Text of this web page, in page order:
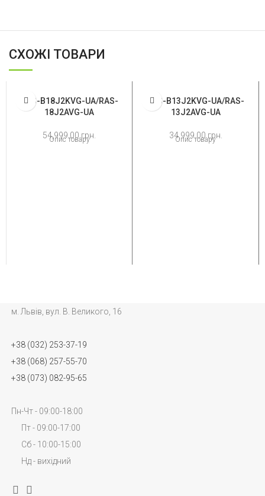
СХОЖІ ТОВАРИ
RAS-B18J2KVG-UA/RAS-
18J2AVG-UA
54,999.00 грн.
Опис товару
RAS-B13J2KVG-UA/RAS-
13J2AVG-UA
34,999.00 грн.
Опис товару
м. Львів, вул. В. Великого, 16
+38 (032) 253-37-19
+38 (068) 257-55-70
+38 (073) 082-95-65
Пн-Чт - 09:00-18:00
Пт - 09:00-17:00
Сб - 10:00-15:00
Нд - вихідний